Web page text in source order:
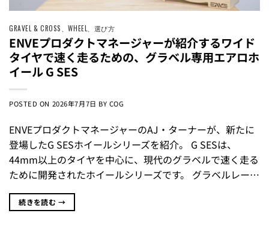
GRAVEL & CROSS、WHEEL、 選び方
ENVEプロダクトマネージャーが紹介するワイド
タイヤで速く走るための、グラベル専用エアロホ
イール G SES
POSTED ON 2026年7月7日 BY COG
ENVEプロダクトマネージャーのAJ・ターナーが、新たに
登場したG SESホイールシリーズを紹介。 G SESは、
44mm以上のタイヤを中心に、現代のグラベルで速く走る
ために開発されたホイールシリーズです。 グラベルレー…
続きを読む →